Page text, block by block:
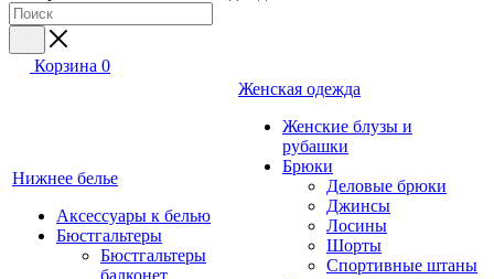
Корзина 0
Нижнее белье
Аксессуары к белью
Бюстгальтеры
Бюстгальтеры
балконет
Женская одежда
Женские блузы и
рубашки
Брюки
Деловые брюки
Джинсы
Лосины
Шорты
Спортивные штаны